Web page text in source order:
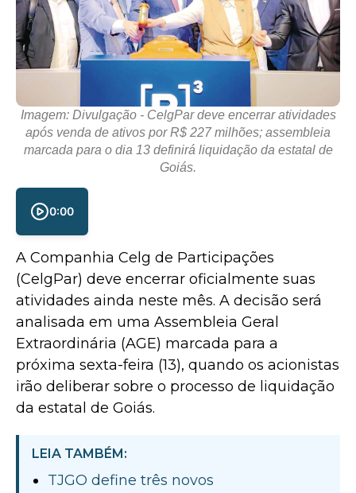
Imagem: Divulgação - CelgPar deve encerrar atividades
após venda de ativos por R$ 227 milhões; assembleia
marcada para o dia 13 definirá liquidação da estatal de
Goiás.
0:00
A Companhia Celg de Participações
(CelgPar) deve encerrar oficialmente suas
atividades ainda neste mês. A decisão será
analisada em uma Assembleia Geral
Extraordinária (AGE) marcada para a
próxima sexta-feira (13), quando os acionistas
irão deliberar sobre o processo de liquidação
da estatal de Goiás.
LEIA TAMBÉM:
TJGO define três novos